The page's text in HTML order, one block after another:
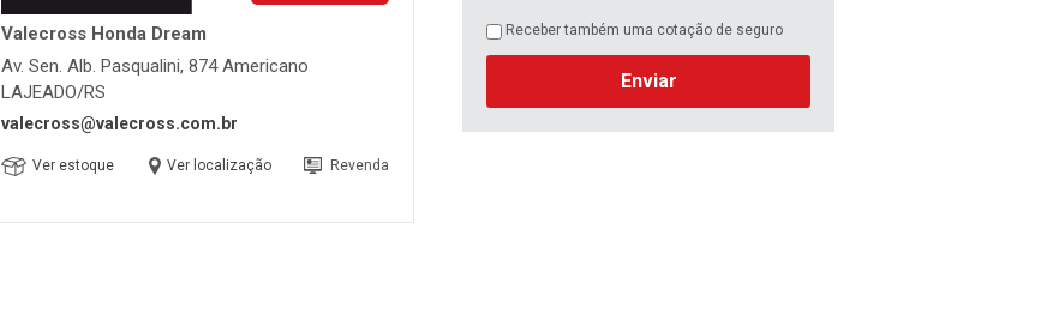
Receber também uma cotação de seguro
Enviar
Valecross Honda Dream
Av. Sen. Alb. Pasqualini, 874 Americano
LAJEADO/RS
valecross@valecross.com.br
Ver estoque Ver localização Revenda